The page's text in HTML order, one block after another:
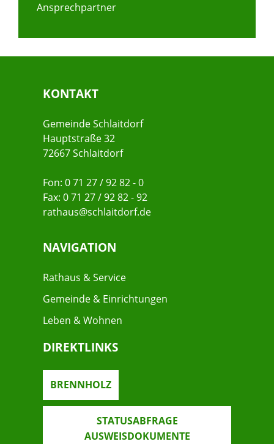
Ansprechpartner
KONTAKT
Gemeinde Schlaitdorf
Hauptstraße 32
72667 Schlaitdorf
Fon: 0 71 27 / 92 82 - 0
Fax: 0 71 27 / 92 82 - 92
rathaus@schlaitdorf.de
NAVIGATION
Rathaus & Service
Gemeinde & Einrichtungen
Leben & Wohnen
DIREKTLINKS
BRENNHOLZ
STATUSABFRAGE
AUSWEISDOKUMENTE